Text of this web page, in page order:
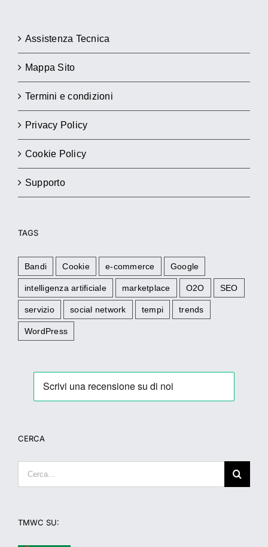
Assistenza Tecnica
Mappa Sito
Termini e condizioni
Privacy Policy
Cookie Policy
Supporto
TAGS
Bandi Cookie e-commerce Google
intelligenza artificiale marketplace O2O SEO
servizio social network tempi trends
WordPress
CERCA
Cerca
per:
TMWC SU: